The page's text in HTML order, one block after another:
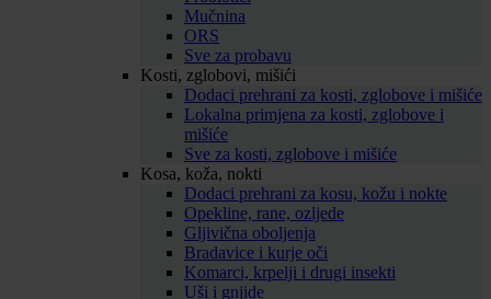
Mučnina
ORS
Sve za probavu
Kosti, zglobovi, mišići
Dodaci prehrani za kosti, zglobove i mišiće
Lokalna primjena za kosti, zglobove i
mišiće
Sve za kosti, zglobove i mišiće
Kosa, koža, nokti
Dodaci prehrani za kosu, kožu i nokte
Opekline, rane, ozljede
Gljivična oboljenja
Bradavice i kurje oči
Komarci, krpelji i drugi insekti
Uši i gnjide